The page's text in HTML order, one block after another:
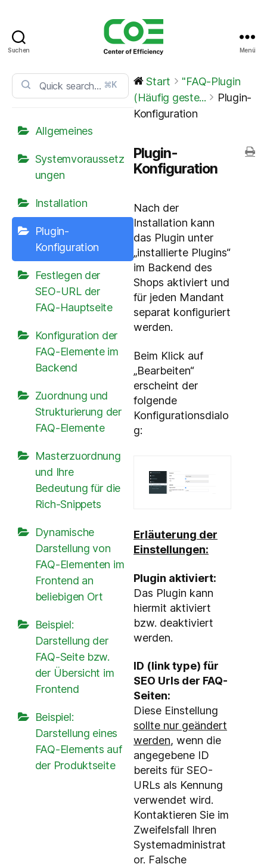
Suchen
Center
Menü
⌘K
Allgemeines
Systemvoraussetz
ungen
Installation
Plugin-
Konfiguration
Festlegen der
SEO-URL der
FAQ-Hauptseite
Konfiguration der
FAQ-Elemente im
Backend
Zuordnung und
Strukturierung der
FAQ-Elemente
Masterzuordnung
und Ihre
Bedeutung für die
Rich-Snippets
Dynamische
Darstellung von
FAQ-Elementen im
Frontend an
beliebigen Ort
Beispiel:
Darstellung der
FAQ-Seite bzw.
der Übersicht im
Frontend
Beispiel:
Darstellung eines
FAQ-Elements auf
der Produktseite
Start
"FAQ-Plugin
(Häufig geste...
Plugin-
Konfiguration
Plugin-
Konfiguration
Nach der
Installation kann
das Plugin unter
„installierte Plugins“
im Backend des
Shops aktiviert und
für jeden Mandant
separat konfiguriert
werden.
Beim Klick auf
„Bearbeiten“
erscheint der
folgende
Konfigurationsdialo
g:
Erläuterung der
Einstellungen:
Plugin aktiviert:
Das Plugin kann
hiermit aktiviert
bzw. deaktiviert
werden.
ID (link type) für
SEO Urls der FAQ-
Seiten:
Diese Einstellung
sollte nur geändert
werden, wenn die
angegebene ID
bereits für SEO-
URLs als Kennung
verwendet wird.
Kontaktieren Sie im
Zweifelsfall Ihren
Systemadministrat
or. Falsche